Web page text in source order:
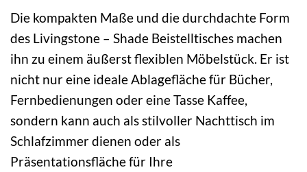
Die kompakten Maße und die durchdachte Form
des Livingstone – Shade Beistelltisches machen
ihn zu einem äußerst flexiblen Möbelstück. Er ist
nicht nur eine ideale Ablagefläche für Bücher,
Fernbedienungen oder eine Tasse Kaffee,
sondern kann auch als stilvoller Nachttisch im
Schlafzimmer dienen oder als
Präsentationsfläche für Ihre